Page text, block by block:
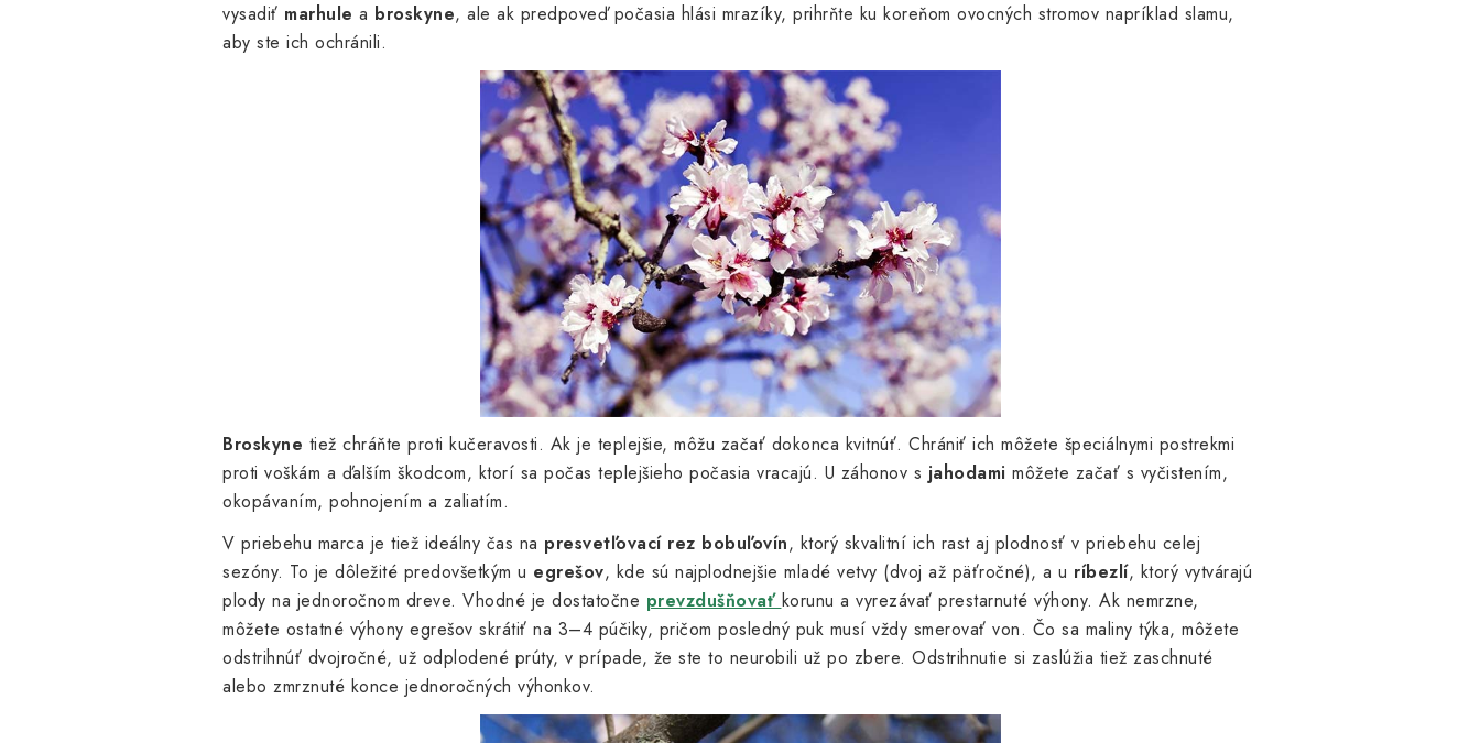
vysadiť marhule a broskyne, ale ak predpoveď počasia hlási mrazíky, prihrňte ku koreňom ovocných stromov napríklad slamu,
aby ste ich ochránili.
Broskyne tiež chráňte proti kučeravosti. Ak je teplejšie, môžu začať dokonca kvitnúť. Chrániť ich môžete špeciálnymi postrekmi
proti voškám a ďalším škodcom, ktorí sa počas teplejšieho počasia vracajú. U záhonov s jahodami môžete začať s vyčistením,
okopávaním, pohnojením a zaliatím.
V priebehu marca je tiež ideálny čas na presvetľovací rez bobuľovín, ktorý skvalitní ich rast aj plodnosť v priebehu celej
sezóny. To je dôležité predovšetkým u egrešov, kde sú najplodnejšie mladé vetvy (dvoj až päťročné), a u ríbezlí, ktorý vytvárajú
plody na jednoročnom dreve. Vhodné je dostatočne prevzdušňovať korunu a vyrezávať prestarnuté výhony. Ak nemrzne,
môžete ostatné výhony egrešov skrátiť na 3–4 púčiky, pričom posledný puk musí vždy smerovať von. Čo sa maliny týka, môžete
odstrihnúť dvojročné, už odplodené prúty, v prípade, že ste to neurobili už po zbere. Odstrihnutie si zaslúžia tiež zaschnuté
alebo zmrznuté konce jednoročných výhonkov.